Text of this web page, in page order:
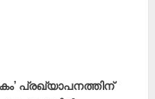
പ്രഖ്യാപനത്തിന്